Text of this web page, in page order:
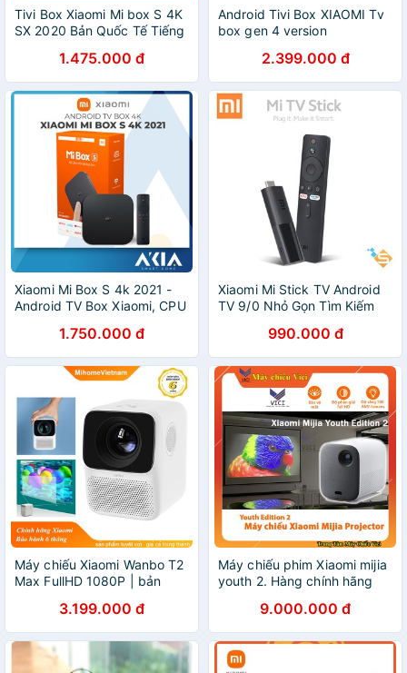
Tivi Box Xiaomi Mi box S 4K
SX 2020 Bản Quốc Tế Tiếng
1.475.000 đ
Android Tivi Box XIAOMI Tv
box gen 4 version
2.399.000 đ
Xiaomi Mi Box S 4k 2021 -
Android TV Box Xiaomi, CPU
nhất, Hỗ trợ ra lệnh tiếng
việt
1.750.000 đ
Xiaomi Mi Stick TV Android
TV 9/0 Nhỏ Gọn Tìm Kiếm
Tế - Bảo Hành Tiêu Chuẩn 6
Tháng
990.000 đ
Máy chiếu Xiaomi Wanbo T2
Max FullHD 1080P | bản
3.199.000 đ
Máy chiếu phim Xiaomi mijia
youth 2. Hàng chính hãng
1920*1080 Full HD bảo hành
1 năm Vici
9.000.000 đ